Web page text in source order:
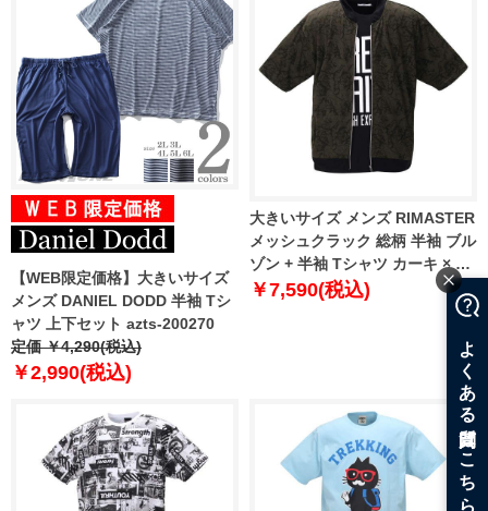
【WEB限定価格】大きいサイズ
メンズ DANIEL DODD 半袖 Tシ
ャツ 上下セット azts-200270
定価 ￥4,290(税込)
￥2,990(税込)
大きいサイズ メンズ RIMASTER
メッシュクラック 総柄 半袖 ブル
ゾン + 半袖 Tシャツ カーキ × ブ
ラック 1258-0252-2 3L 4L 5L
￥7,590(税込)